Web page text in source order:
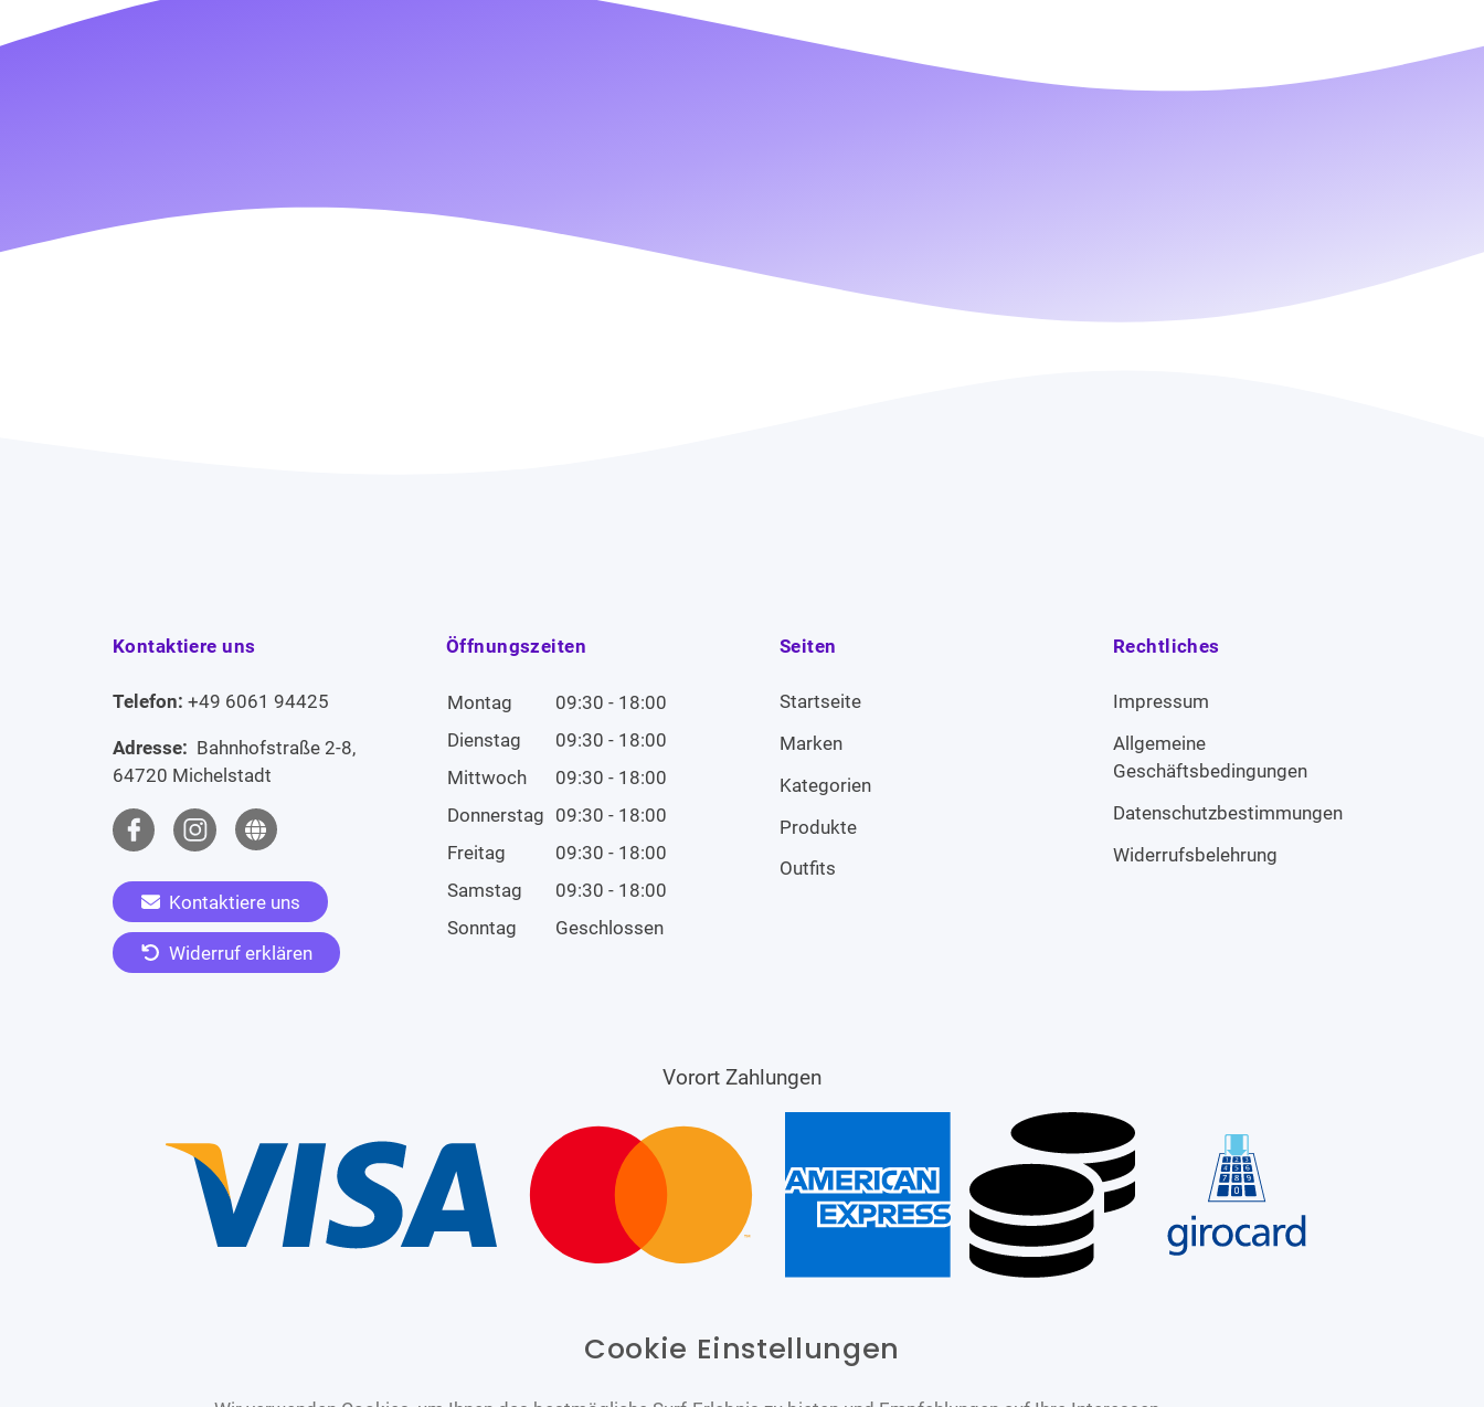
Kontaktiere uns
Telefon: +49 6061 94425
Adresse: Bahnhofstraße 2-8,
64720 Michelstadt
Kontaktiere uns
Widerruf erklären
Öffnungszeiten
Montag
09:30 - 18:00
Dienstag
09:30 - 18:00
Mittwoch
09:30 - 18:00
Donnerstag 09:30 - 18:00
Freitag
09:30 - 18:00
Samstag
09:30 - 18:00
Sonntag
Geschlossen
Seiten
Startseite
Marken
Kategorien
Produkte
Outfits
Rechtliches
Impressum
Allgemeine
Geschäftsbedingungen
Datenschutzbestimmungen
Widerrufsbelehrung
Vorort Zahlungen
Cookie Einstellungen